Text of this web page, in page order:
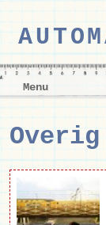
Menu
Overig